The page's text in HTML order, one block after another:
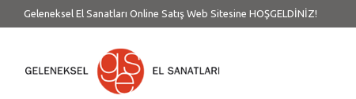
Geleneksel El Sanatları Online Satış Web Sitesine HOŞGELDİNİZ!